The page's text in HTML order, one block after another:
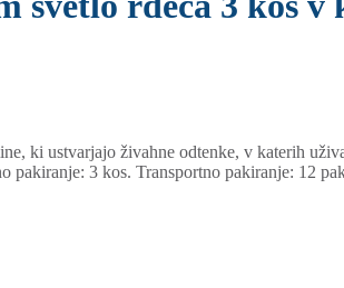
ki ustvarjajo živahne odtenke, v katerih
pakiranje: 3 kos. Transportno pakiranje: 12